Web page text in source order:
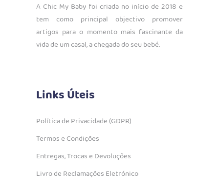
A Chic My Baby foi criada no início de 2018 e
tem como principal objectivo promover
artigos para o momento mais fascinante da
vida de um casal, a chegada do seu bebé.
Links Úteis
Política de Privacidade (GDPR)
Termos e Condições
Entregas, Trocas e Devoluções
Livro de Reclamações Eletrónico